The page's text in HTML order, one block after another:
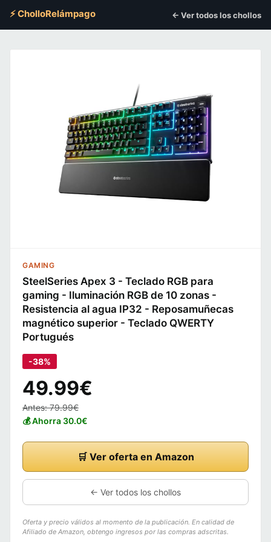
⚡ CholloRelámpago ← Ver todos los chollos
GAMING
SteelSeries Apex 3 - Teclado RGB para
gaming - Iluminación RGB de 10 zonas -
Resistencia al agua IP32 - Reposamuñecas
magnético superior - Teclado QWERTY
Portugués
-38%
49.99€
Antes: 79.99€
💰 Ahorra 30.0€
🛒 Ver oferta en Amazon
← Ver todos los chollos
Oferta y precio válidos al momento de la publicación. En calidad de
Afiliado de Amazon, obtengo ingresos por las compras adscritas.